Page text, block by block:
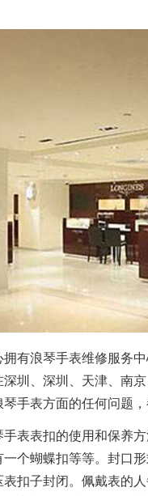
拥有浪琴手表维修服务
圳、深圳、天津、南
手表方面的任何问题
表扣的使用和保养方
个蝴蝶扣等等。封口
扣子封闭。佩戴表的